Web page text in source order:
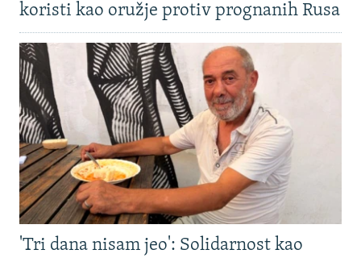
koristi kao oružje protiv prognanih Rusa
'Tri dana nisam jeo': Solidarnost kao